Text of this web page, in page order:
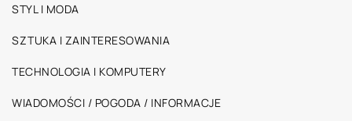
STYL I MODA
SZTUKA I ZAINTERESOWANIA
TECHNOLOGIA I KOMPUTERY
WIADOMOŚCI / POGODA / INFORMACJE